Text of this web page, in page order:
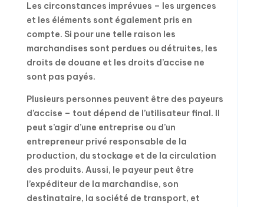
Les circonstances imprévues – les urgences
et les éléments sont également pris en
compte. Si pour une telle raison les
marchandises sont perdues ou détruites, les
droits de douane et les droits d’accise ne
sont pas payés.
Plusieurs personnes peuvent être des payeurs
d’accise – tout dépend de l’utilisateur final. Il
peut s’agir d’une entreprise ou d’un
entrepreneur privé responsable de la
production, du stockage et de la circulation
des produits. Aussi, le payeur peut être
l’expéditeur de la marchandise, son
destinataire, la société de transport, et